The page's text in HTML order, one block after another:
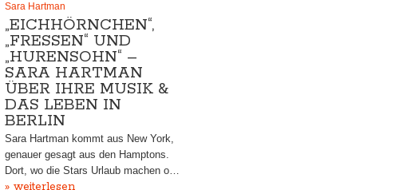
Sara Hartman
„EICHHÖRNCHEN“,
„FRESSEN“ UND
„HURENSOHN“ –
SARA HARTMAN
ÜBER IHRE MUSIK &
DAS LEBEN IN
BERLIN
Sara Hartman kommt aus New York,
genauer gesagt aus den Hamptons.
Dort, wo die Stars Urlaub machen o…
» weiterlesen